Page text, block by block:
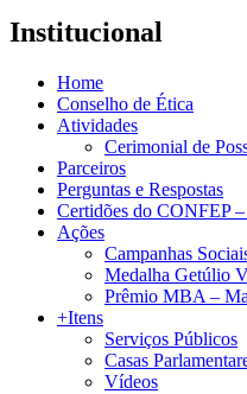
Institucional
Home
Conselho de Ética
Atividades
Cerimonial de
Parceiros
Perguntas e Respostas
Certidões do CONFEP
Ações
Campanhas
Medalha Getúlio
Prêmio MBA –
+Itens
Serviços Públicos
Casas
Vídeos